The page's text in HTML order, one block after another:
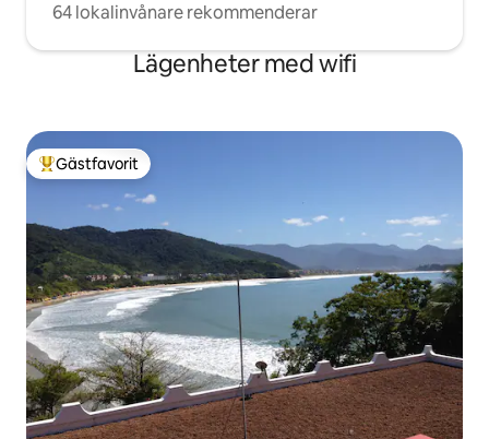
64 lokalinvånare rekommenderar
Lägenheter med wifi
Populär gästfavorit
Gästfavorit